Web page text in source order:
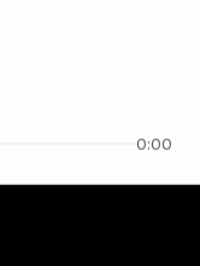
0:00